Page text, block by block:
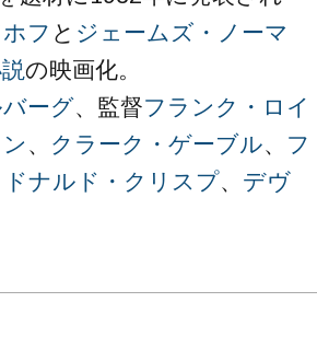
フ と ジェームズ・ノーマ
の映画化。
ーグ、監督フランク・ロイ
、 クラーク・ゲーブル、 フ
ドナルド・クリスプ、 デヴ